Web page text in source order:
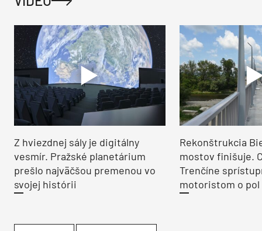
Z hviezdnej sály je digitálny
vesmír. Pražské planetárium
prešlo najväčšou premenou vo
svojej histórii
Rekonštrukcia
mostov finišuje.
Trenčíne
motoristom o pol